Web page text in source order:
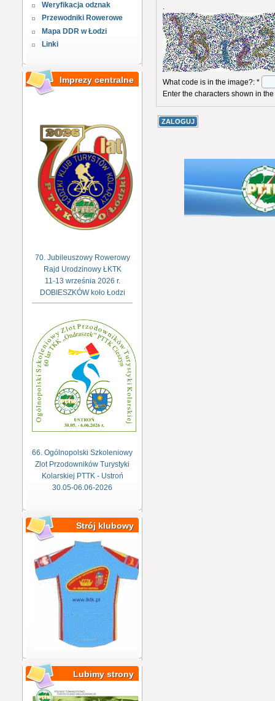
Weryfikacja odznak
Przewodniki Rowerowe
Mapa DDR w Łodzi
Linki
Imprezy centralne
70. Jubileuszowy Rowerowy
Rajd Urodzinowy ŁKTK
11-13 września 2026 r.
DOBIESZKÓW koło Łodzi
66. Ogólnopolski Szkoleniowy
Zlot Przodowników Turystyki
Kolarskiej PTTK - Ustroń
30.05-06.06-2026
Strój klubowy
Lubimy strony
.
What code is in the image?: *
Enter the characters shown in